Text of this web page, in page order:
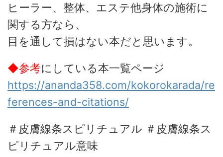
ヒーラー、整体、エステ他身体の施術に
関する方なら、
目を通して損はない本だと思います。
◆参考にしている本一覧ページ
https://ananda358.com/kokorokarada/re
ferences-and-citations/
＃皮膚線条スピリチュアル ＃皮膚線条ス
ピリチュアル意味